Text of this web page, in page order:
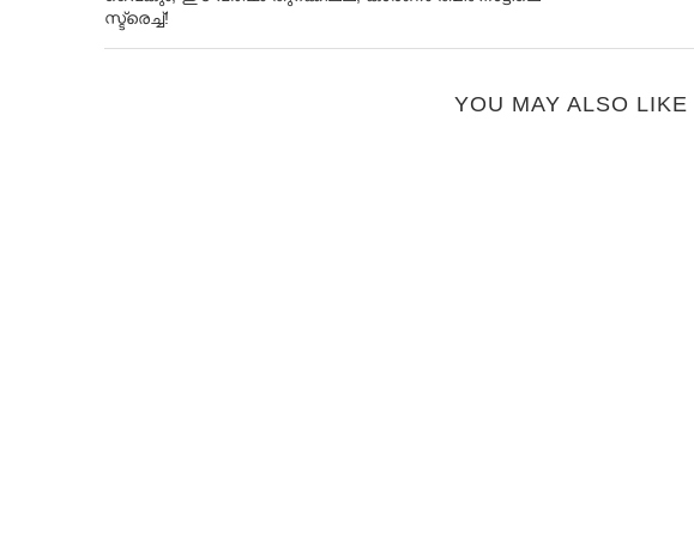
സ്ട്രെച്ച്‌!
YOU MAY ALSO LIKE